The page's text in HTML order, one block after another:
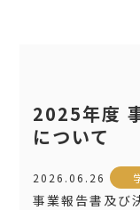
2025年度
について
2026.06.26
事業報告書及び